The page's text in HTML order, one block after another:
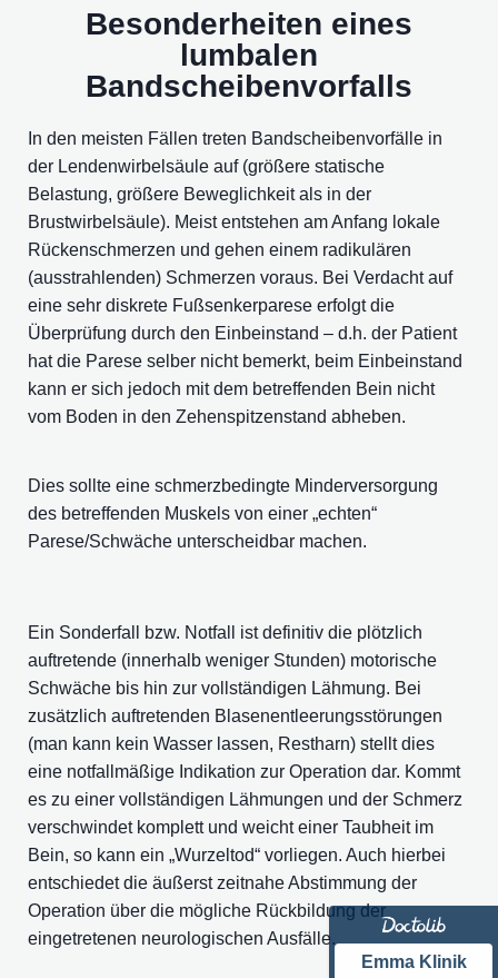
Emma Klinik
Besonderheiten eines
lumbalen
Bandscheibenvorfalls
In den meisten Fällen treten Bandscheibenvorfälle in
der Lendenwirbelsäule auf (größere statische
Belastung, größere Beweglichkeit als in der
Brustwirbelsäule). Meist entstehen am Anfang lokale
Rückenschmerzen und gehen einem radikulären
(ausstrahlenden) Schmerzen voraus. Bei Verdacht auf
eine sehr diskrete Fußsenkerparese erfolgt die
Überprüfung durch den Einbeinstand – d.h. der Patient
hat die Parese selber nicht bemerkt, beim Einbeinstand
kann er sich jedoch mit dem betreffenden Bein nicht
vom Boden in den Zehenspitzenstand abheben.
Dies sollte eine schmerzbedingte Minderversorgung
des betreffenden Muskels von einer „echten“
Parese/Schwäche unterscheidbar machen.
Ein Sonderfall bzw. Notfall ist definitiv die plötzlich
auftretende (innerhalb weniger Stunden) motorische
Schwäche bis hin zur vollständigen Lähmung. Bei
zusätzlich auftretenden Blasenentleerungsstörungen
(man kann kein Wasser lassen, Restharn) stellt dies
eine notfallmäßige Indikation zur Operation dar. Kommt
es zu einer vollständigen Lähmungen und der Schmerz
verschwindet komplett und weicht einer Taubheit im
Bein, so kann ein „Wurzeltod“ vorliegen. Auch hierbei
entschiedet die äußerst zeitnahe Abstimmung der
Operation über die mögliche Rückbildung der
eingetretenen neurologischen Ausfälle.